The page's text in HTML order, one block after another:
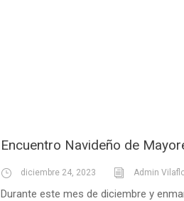
Encuentro Navideño de
diciembre 24, 2023 Admin
Durante este mes de diciembre y